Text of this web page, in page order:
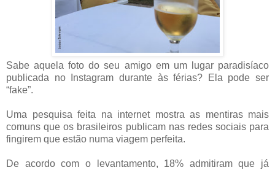
Sabe aquela foto do seu amigo em um lugar paradisíaco
publicada no Instagram durante às férias? Ela pode ser
“fake”.
Uma pesquisa feita na internet mostra as mentiras mais
comuns que os brasileiros publicam nas redes sociais para
fingirem que estão numa viagem perfeita.
De acordo com o levantamento, 18% admitiram que já